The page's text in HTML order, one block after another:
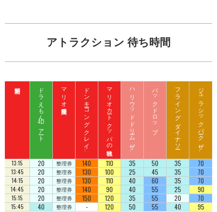
アトラクション 待ち時間
ドラえもん
4D
アート
マリオ入場整理券 ド
ン
キ
ーコ
ン
グ
ク
レ
イ
ジ
ート
ロ
ッ
コ
マリオカート クッパの挑戦状 ハ
リ
ウ
ッ
ド
ド
リ
ーム
ザ
ラ
イ
ド
バックドロップ フライング ダイナソー ジ
ュ
ラ
シ
ッ
ク
パ
ーク
ザ
ラ
イ
ド
13:15 20 整理券 140 110 35 50 35 70
13:45 20 整理券 130 100 25 45 35 70
14:15 20 整理券 130 110 40 60 35 70
14:45 20 整理券 140 90 40 55 25 90
15:15 20 整理券 150 120 35 55 20 70
15:45 40 整理券 - 120 50 55 40 95